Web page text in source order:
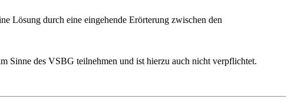
Lösung durch eine eingehende Erörterung zwischen den
Sinne des VSBG teilnehmen und ist hierzu auch nicht verpflichtet.